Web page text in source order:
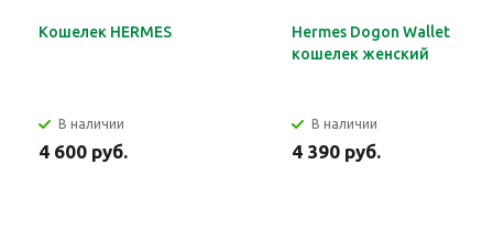
Кошелек HERMES
В наличии
4 600 руб.
Hermes Dogon Wallet
кошелек женский
В наличии
4 390 руб.